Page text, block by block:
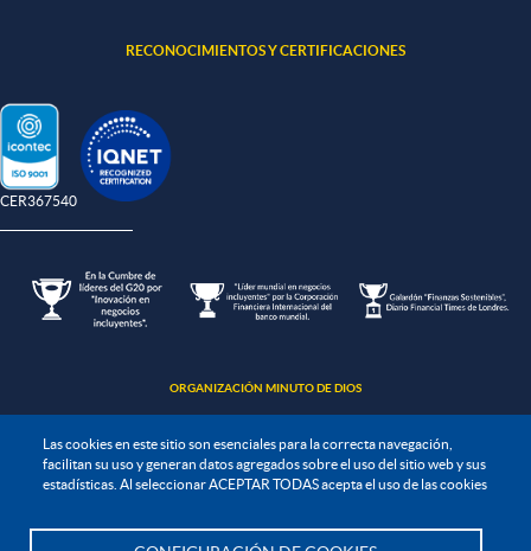
Las cookies en este sitio son esenciales para la correcta navegación,
facilitan su uso y generan datos agregados sobre el uso del sitio web y sus
estadísticas. Al seleccionar ACEPTAR TODAS acepta el uso de las cookies
RECONOCIMIENTOS Y CERTIFICACIONES
CER367540
ORGANIZACIÓN MINUTO DE DIOS